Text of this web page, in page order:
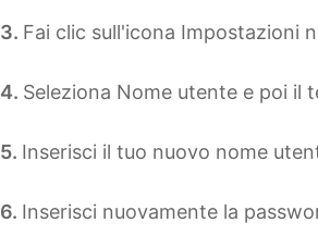
Fai clic sull'icona Impostazioni
Seleziona Nome utente e poi il
Inserisci il tuo nuovo nome
Inserisci nuovamente la